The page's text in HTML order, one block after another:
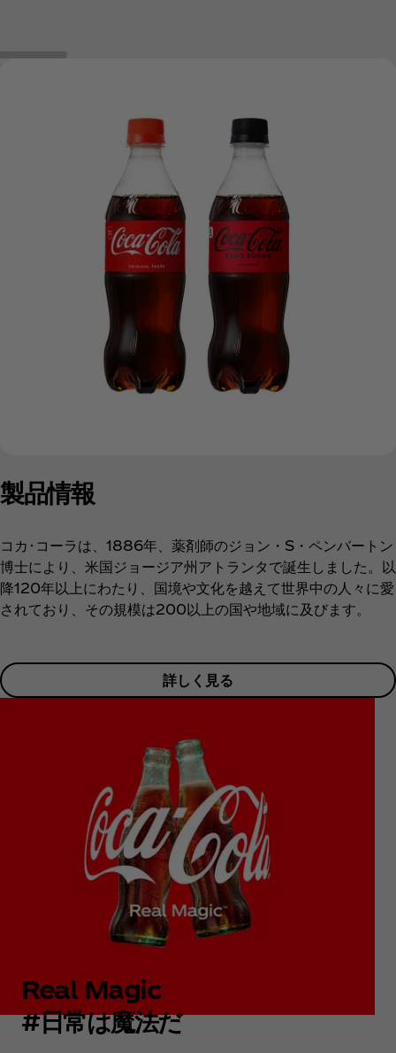
製品情報
コカ･コーラは、1886年、薬剤師のジョン・S・ペンバートン
博士により、米国ジョージア州アトランタで誕生しました。以
降120年以上にわたり、国境や文化を越えて世界中の人々に愛
されており、その規模は200以上の国や地域に及びます。
詳しく見る
Real Magic
#日常は魔法だ